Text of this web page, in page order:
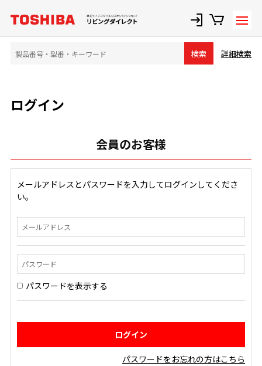
検索 詳細検索
ログイン
会員のお客様
メールアドレスとパスワードを入力してログインしてくださ
い。
パスワードを表示する
パスワードをお忘れの方はこちら